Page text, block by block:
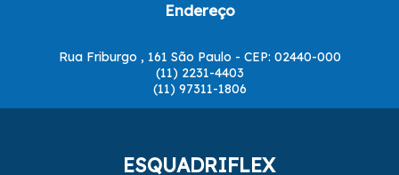
Endereço
Rua Friburgo , 161 São Paulo - CEP: 02440-000
(11) 2231-4403
(11) 97311-1806
ESQUADRIFLEX